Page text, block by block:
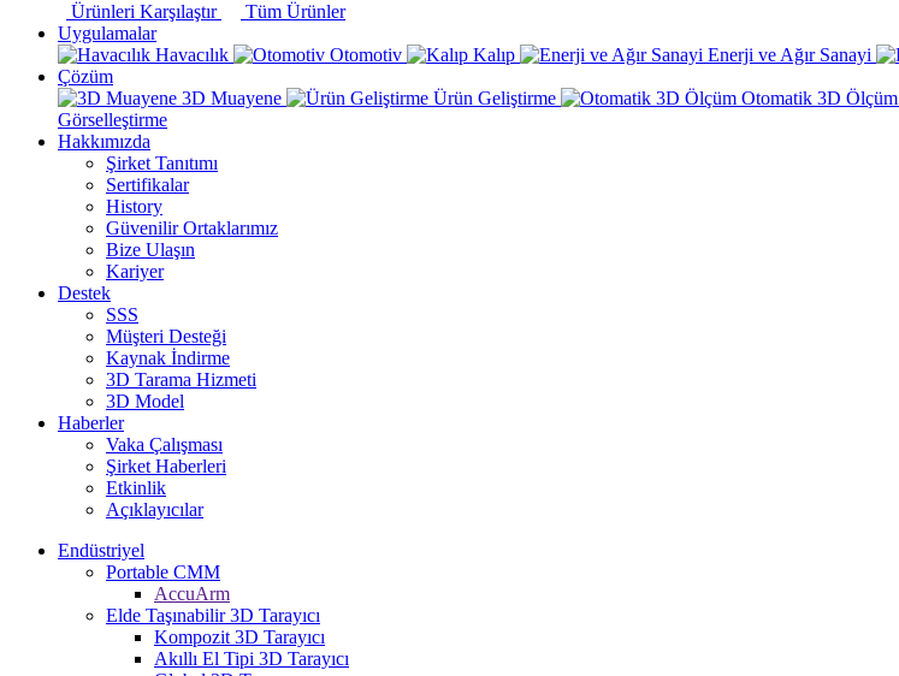
Ürünleri Karşılaştır
Tüm Ürünler
Uygulamalar
Havacılık
Otomotiv Kalıp Enerji ve Ağır Sanayi
Çözüm
3D Muayene
Ürün Geliştirme Otomatik 3D Ölçüm
Görselleştirme
Hakkımızda
Şirket Tanıtımı
Sertifikalar
History
Güvenilir Ortaklarımız
Bize Ulaşın
Kariyer
Destek
SSS
Müşteri Desteği
Kaynak İndirme
3D Tarama Hizmeti
3D Model
Haberler
Vaka Çalışması
Şirket Haberleri
Etkinlik
Açıklayıcılar
Endüstriyel
Portable CMM
AccuArm
Elde Taşınabilir 3D Tarayıcı
Kompozit 3D Tarayıcı
Akıllı El Tipi 3D Tarayıcı